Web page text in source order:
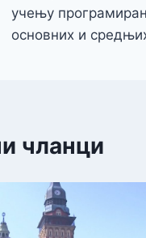
учењу
основних и
чланци